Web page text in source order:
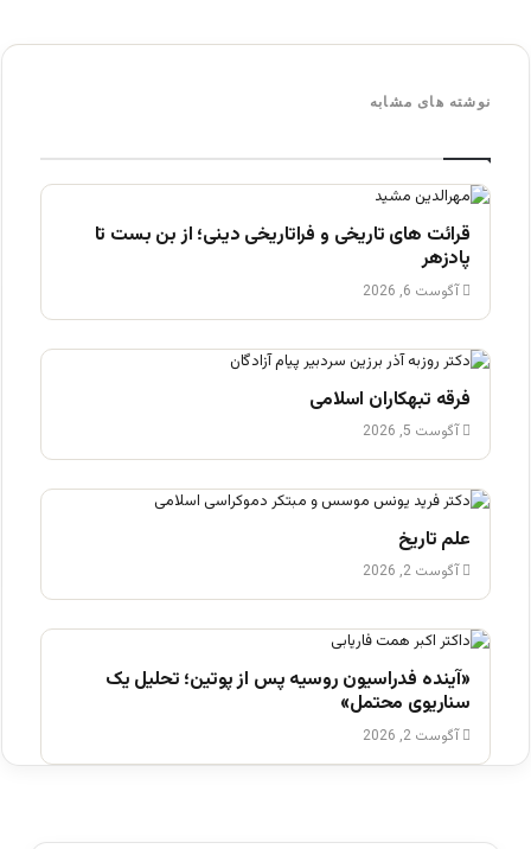
نوشته های مشابه
قرائت های تاریخی و فراتاریخی دینی؛ از بن بست تا
پادزهر
آگوست 6, 2026
فرقه تبهکاران اسلامی
آگوست 5, 2026
علم تاریخ
آگوست 2, 2026
«آینده فدراسیون روسیه پس از پوتین؛ تحلیل یک
سناریوی محتمل»
آگوست 2, 2026